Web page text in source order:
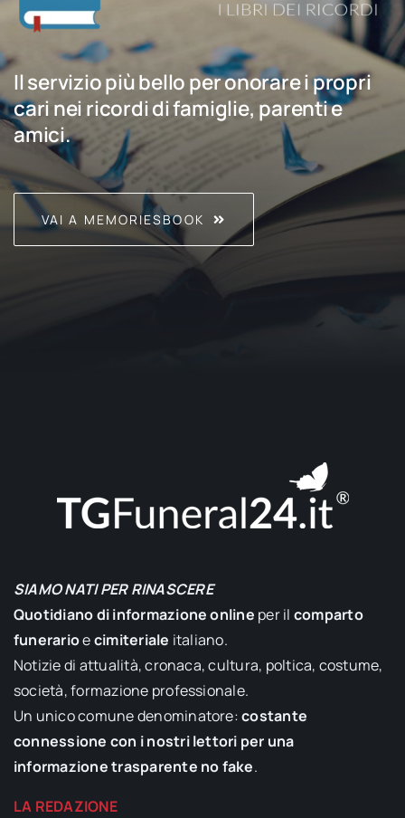
Il servizio più bello per onorare i propri
cari nei ricordi di famiglie, parenti e
amici.
VAI A MEMORIESBOOK
SIAMO NATI PER RINASCERE
Quotidiano di informazione online per il comparto
funerarioecimiteriale italiano.
Notizie di attualità, cronaca, cultura, poltica, costume,
società, formazione professionale.
Un unico comune denominatore:costante
connessione con i nostri lettori per una
informazione trasparente no fake.
LA REDAZIONE